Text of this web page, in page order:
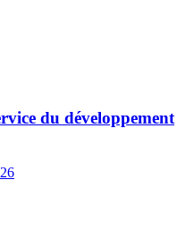
du développement